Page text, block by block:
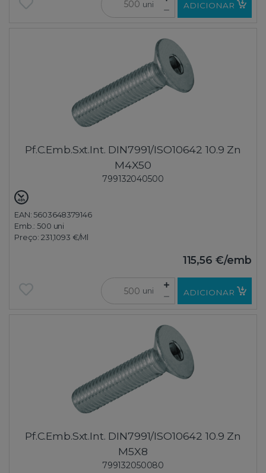
uni ADICIONAR
Pf.C.Emb.Sxt.Int. DIN7991/ISO10642 10.9 Zn
M4X50
799132040500
EAN: 5603648379146
Emb.:500 uni
Preço: 231,1093 €/Ml
115,56 €/emb
uni ADICIONAR
Pf.C.Emb.Sxt.Int. DIN7991/ISO10642 10.9 Zn
M5X8
799132050080